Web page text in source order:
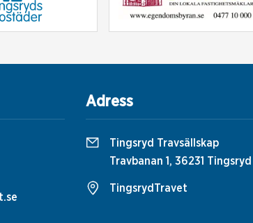
Adress
Tingsryd Travsällskap
Travbanan 1, 36231 Tingsryd
TingsrydTravet